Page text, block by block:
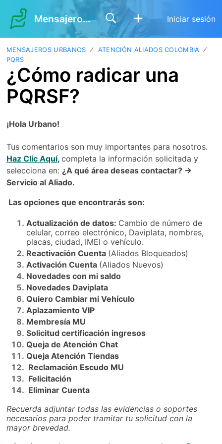
Mensajeros Urbanos Iniciar sesión
MENSAJEROS URBANOS
ATENCIÓN ALIADOS COLOMBIA
PQRS
¿Cómo radicar una
PQRSF?
¡Hola Urbano!
Tus comentarios son muy importantes para nosotros.
Haz Clic Aquí, completa la información solicitada y
selecciona en: ¿A qué área deseas contactar? →
Servicio al Aliado.
Las opciones que encontrarás son:
Actualización de datos: Cambio de número de
celular, correo electrónico, Daviplata, nombres,
placas, ciudad, IMEI o vehículo.
Reactivación Cuenta (Aliados Bloqueados)
Activación Cuenta (Aliados Nuevos)
Novedades con mi saldo
Novedades Daviplata
Quiero Cambiar mi Vehículo
Aplazamiento VIP
Membresía MU
Solicitud certificación ingresos
Queja de Atención Chat
Queja Atención Tiendas
Reclamación Escudo MU
Felicitación
Eliminar Cuenta
Recuerda adjuntar todas las evidencias o soportes
necesarios para poder tramitar tu solicitud con la
mayor brevedad.